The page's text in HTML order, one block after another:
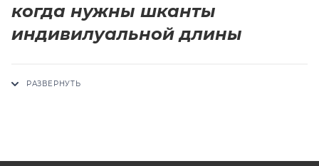
когда нужны шканты
индивилуальной длины